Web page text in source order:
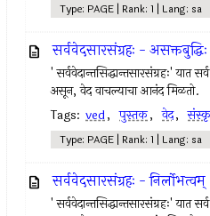
Type: PAGE | Rank: 1 | Lang: sa
सर्ववेदसारसंग्रहः - असक्तबुद्धिः
' सर्ववेदान्तसिद्धान्तसारसंग्रहः'
असून, वेद वाचल्याचा आनंद मिळतो.
Tags: ved, पुस्तक, वेद,
Type: PAGE | Rank: 1 | Lang: sa
सर्ववेदसारसंग्रहः - निर्लोभत्वम्
' सर्ववेदान्तसिद्धान्तसारसंग्रहः'